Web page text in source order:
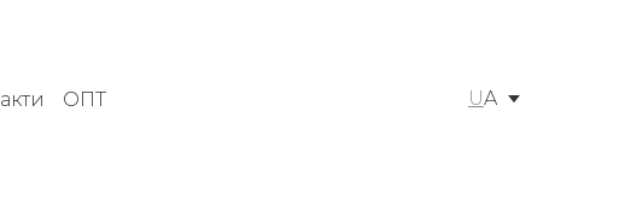
ОПТ UA